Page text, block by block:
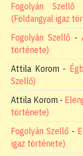
Fogolyán Szellő
(Földangyal igaz
Fogolyán Szellő -
története)
Attila Korom-
Szellő)
Attila Korom-
története)
Fogolyán Szellő -
igaz története)